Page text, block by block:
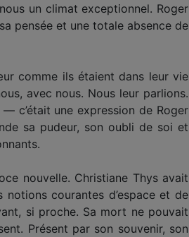
un climat exceptionnel. Roger
pensée et une totale absence de
comme ils étaient dans leur vie
avec nous. Nous leur parlions.
c’était une expression de Roger
sa pudeur, son oubli de soi et
nouvelle. Christiane Thys avait
courantes d’espace et de
si proche. Sa mort ne pouvait
Présent par son souvenir, son